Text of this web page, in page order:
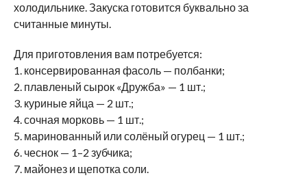
холодильнике. Закуска готовится буквально за
считанные минуты.
Для приготовления вам потребуется:
1. консервированная фасоль — полбанки;
2. плавленый сырок «Дружба» — 1 шт.;
3. куриные яйца — 2 шт.;
4. сочная морковь — 1 шт.;
5. маринованный или солёный огурец — 1 шт.;
6. чеснок — 1–2 зубчика;
7. майонез и щепотка соли.